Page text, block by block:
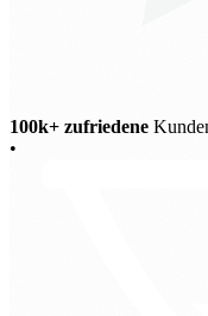
100k+ zufriedene
•